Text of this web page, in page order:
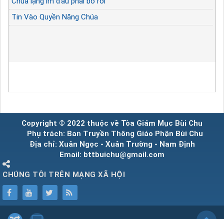
Tin Vào Quyền Năng Chúa
Copyright © 2022 thuộc về Tòa Giám Mục Bùi Chu
Phụ trách: Ban Truyền Thông Giáo Phận Bùi Chu
Địa chỉ: Xuân Ngọc - Xuân Trường - Nam Định
Email: bttbuichu@gmail.com
CHÚNG TÔI TRÊN MẠNG XÃ HỘI